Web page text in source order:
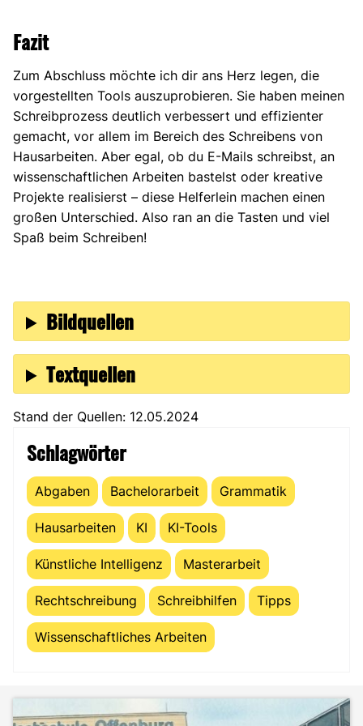
Fazit
Zum Abschluss möchte ich dir ans Herz legen, die
vorgestellten Tools auszuprobieren. Sie haben meinen
Schreibprozess deutlich verbessert und effizienter
gemacht, vor allem im Bereich des Schreibens von
Hausarbeiten. Aber egal, ob du E-Mails schreibst, an
wissenschaftlichen Arbeiten bastelst oder kreative
Projekte realisierst – diese Helferlein machen einen
großen Unterschied. Also ran an die Tasten und viel
Spaß beim Schreiben!
Bildquellen
Textquellen
Stand der Quellen: 12.05.2024
Schlagwörter
Abgaben Bachelorarbeit Grammatik
Hausarbeiten KI KI-Tools
Künstliche Intelligenz Masterarbeit
Rechtschreibung Schreibhilfen Tipps
Wissenschaftliches Arbeiten